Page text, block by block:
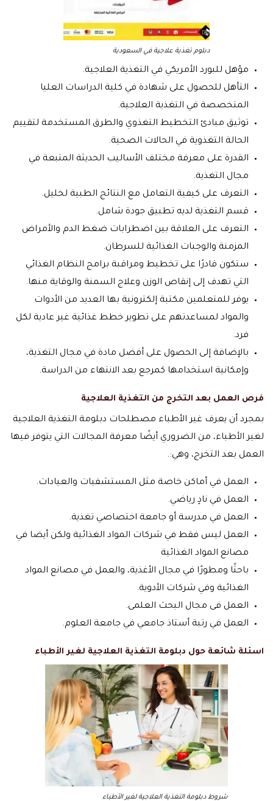
دبلوم تغذية علاجية في السعودية
مؤهل للبورد الأمريكي في التغذية العلاجية.
التأهل للحصول على شهادة في كلية الدراسات العليا
المتخصصة في التغذية العلاجية.
توثيق مبادئ التخطيط التغذوي والطرق المستخدمة لتقييم
الحالة التغذوية في الحالات الصحية.
القدرة على معرفة مختلف الأساليب الحديثة المتبعة في
مجال التغذية.
التعرف على كيفية التعامل مع النتائج الطبية لخليل.
قسم التغذية لديه تطبيق جودة شامل.
التعرف على العلاقة بين اضطرابات ضغط الدم والأمراض
المزمنة والوجبات الغذائية للسرطان.
ستكون قادرًا على تخطيط ومراقبة برامج النظام الغذائي
التي تهدف إلى إنقاص الوزن وعلاج السمنة والوقاية منها.
يوفر للمتعلمين مكتبة إلكترونية بها العديد من الأدوات
والمواد لمساعدتهم على تطوير خطط غذائية غير عادية لكل
فرد.
بالإضافة إلى الحصول على أفضل مادة في مجال التغذية،
وإمكانية استخدامها كمرجع بعد الانتهاء من الدراسة.
فرص العمل بعد التخرج من التغذية العلاجية
بمجرد أن يعرف غير الأطباء مصطلحات دبلومة التغذية العلاجية
لغير الأطباء، من الضروري أيضًا معرفة المجالات التي يتوفر فيها
العمل بعد التخرج، وهي:.
العمل في أماكن خاصة مثل المستشفيات والعيادات.
العمل في نادٍ رياضي.
العمل في مدرسة أو جامعة اختصاصي تغذية.
العمل ليس فقط في شركات المواد الغذائية ولكن أيضا في
مصانع المواد الغذائية
باحثًا ومطورًا في مجال الأغذية، والعمل في مصانع المواد
الغذائية وفي شركات الأدوية.
العمل فى مجال البحث العلمى.
العمل في رتبة أستاذ جامعي في جامعة العلوم.
اسئلة شائعة حول دبلومة التغذية العلاجية لغير الأطباء
شروط دبلومة التغذية العلاجية لغير الأطباء